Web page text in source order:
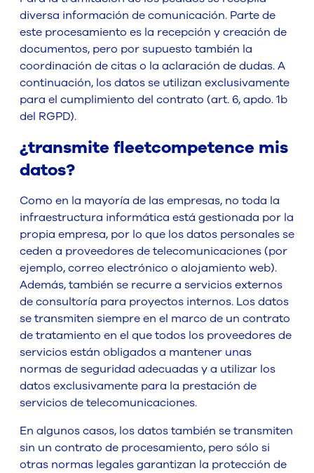
diversa información de comunicación. Parte de
este procesamiento es la recepción y creación de
documentos, pero por supuesto también la
coordinación de citas o la aclaración de dudas. A
continuación, los datos se utilizan exclusivamente
para el cumplimiento del contrato (art. 6, apdo. 1b
del RGPD).
¿transmite fleetcompetence mis
datos?
Como en la mayoría de las empresas, no toda la
infraestructura informática está gestionada por la
propia empresa, por lo que los datos personales se
ceden a proveedores de telecomunicaciones (por
ejemplo, correo electrónico o alojamiento web).
Además, también se recurre a servicios externos
de consultoría para proyectos internos. Los datos
se transmiten siempre en el marco de un contrato
de tratamiento en el que todos los proveedores de
servicios están obligados a mantener unas
normas de seguridad adecuadas y a utilizar los
datos exclusivamente para la prestación de
servicios de telecomunicaciones.
En algunos casos, los datos también se transmiten
sin un contrato de procesamiento, pero sólo si
otras normas legales garantizan la protección de